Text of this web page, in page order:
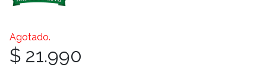
Agotado.
$ 21.990